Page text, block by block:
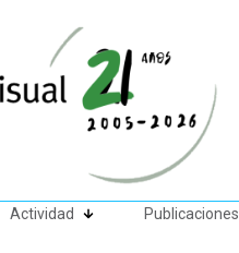
Actividad Publicaciones